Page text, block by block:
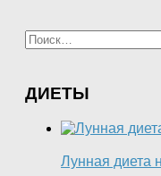
Найти:
ДИЕТЫ
Лунная диета